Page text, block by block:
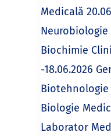
Medicală
Neurobiologie
Biochimie
-18.06.2026
Biotehnologie
Biologie
Laborator